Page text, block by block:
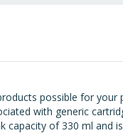
possible for your
with generic
of 330 ml and